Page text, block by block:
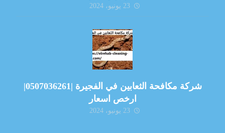
23 يونيو، 2024
شركة مكافحة الثعابين في الفجيرة |0507036261|
ارخص اسعار
23 يونيو، 2024